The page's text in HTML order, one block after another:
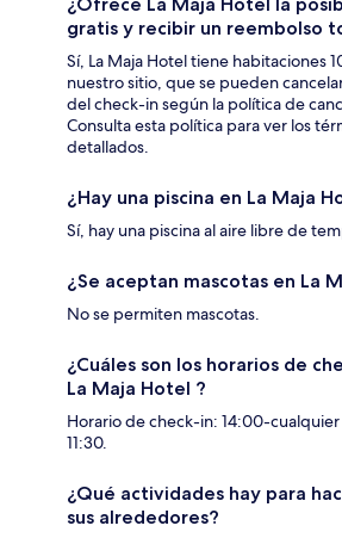
gratis y recibir un reembolso
Sí, La Maja Hotel tiene habitaciones
nuestro sitio, que se pueden
del check-in según la política de
Consulta esta política para ver los
detallados.
¿Hay una piscina en La Maja
Sí, hay una piscina al aire libre de
¿Se aceptan mascotas en La
No se permiten mascotas.
¿Cuáles son los horarios de
La Maja Hotel ?
Horario de check-in: 14:00-
11:30.
¿Qué actividades hay para
sus alrededores?